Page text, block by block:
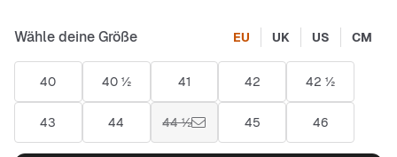
Wähle deine Größe EU UK US CM
40 40 ½ 41 42 42 ½
43 44 44 ½ 45 46